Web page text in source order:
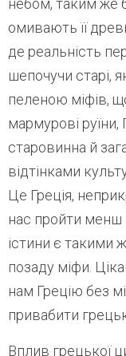
небом, таким же
омивають її
де реальність
шепочучи старі,
пеленою міфів,
мармурові руїни,
старовинна й
відтінками
Це Греція,
нас пройти менш
істини є такими
позаду міфи.
нам Грецію без
привабити
Вплив грецької